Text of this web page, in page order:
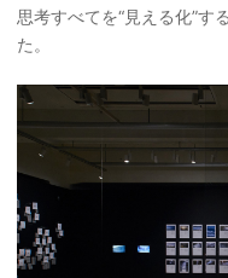
思考すべてを“見える化”す
た。